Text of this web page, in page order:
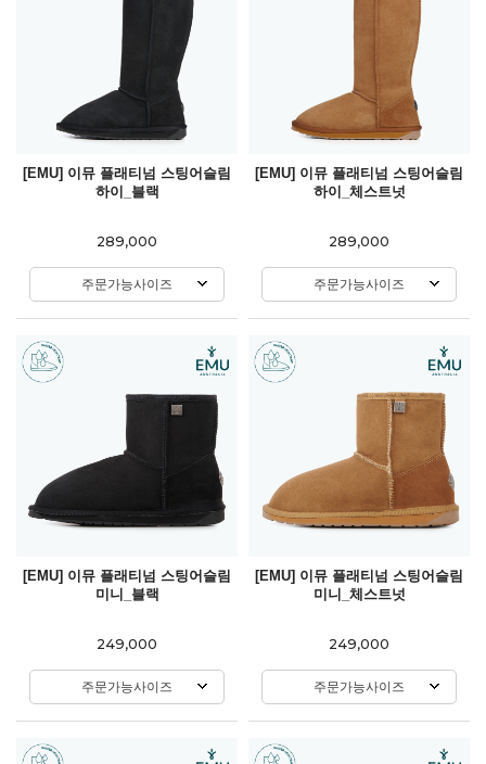
[EMU] 이뮤 플래티넘 스팅어슬림
하이_블랙
289,000
주문가능사이즈
[EMU] 이뮤 플래티넘 스팅어슬림
하이_체스트넛
289,000
주문가능사이즈
[EMU] 이뮤 플래티넘 스팅어슬림
미니_블랙
249,000
주문가능사이즈
[EMU] 이뮤 플래티넘 스팅어슬림
미니_체스트넛
249,000
주문가능사이즈